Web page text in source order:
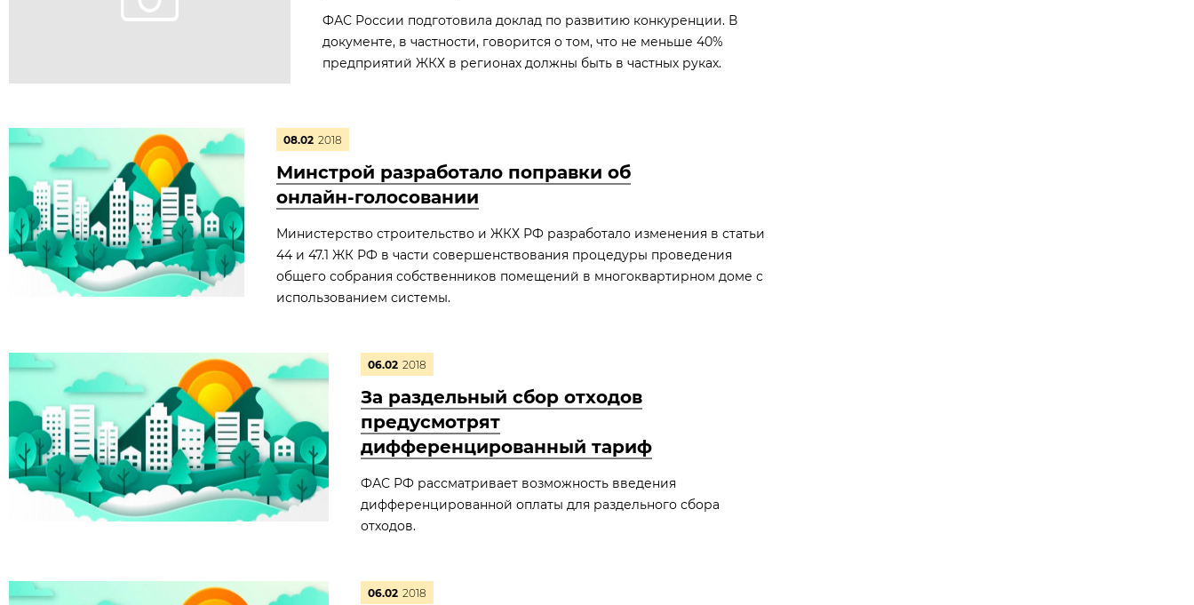
ФАС России подготовила доклад по развитию конкуренции. В
документе, в частности, говорится о том, что не меньше 40%
предприятий ЖКХ в регионах должны быть в частных руках.
08.02 2018
Минстрой разработало поправки об
онлайн-голосовании
Министерство строительство и ЖКХ РФ разработало изменения в статьи
44 и 47.1 ЖК РФ в части совершенствования процедуры проведения
общего собрания собственников помещений в многоквартирном доме с
использованием системы.
06.02 2018
За раздельный сбор отходов
предусмотрят
дифференцированный тариф
ФАС РФ рассматривает возможность введения
дифференцированной оплаты для раздельного сбора
отходов.
06.02 2018